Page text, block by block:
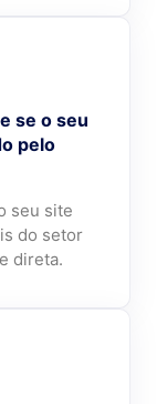
se o seu
pelo
seu site
do setor
direta.